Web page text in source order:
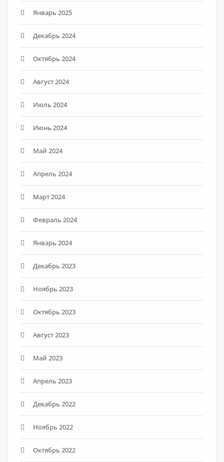
Январь 2025
Декабрь 2024
Октябрь 2024
Август 2024
Июль 2024
Июнь 2024
Май 2024
Апрель 2024
Март 2024
Февраль 2024
Январь 2024
Декабрь 2023
Ноябрь 2023
Октябрь 2023
Август 2023
Май 2023
Апрель 2023
Декабрь 2022
Ноябрь 2022
Октябрь 2022